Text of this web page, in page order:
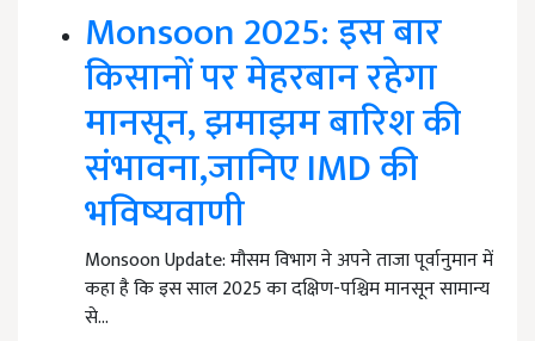
Monsoon 2025: इस बार
किसानों पर मेहरबान रहेगा
मानसून, झमाझम बारिश की
संभावना,जानिए IMD की
भविष्यवाणी
Monsoon Update: मौसम विभाग ने अपने ताजा पूर्वानुमान में
कहा है कि इस साल 2025 का दक्षिण-पश्चिम मानसून सामान्य
से…